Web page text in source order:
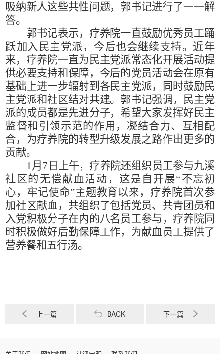
吸纳新人这些共性问题，郭书记进行了一一解
答。
郭书记表示，疗养院一直鼓励优秀员工踊
跃加入民主党派，今后也会继续支持。近年
来，疗养院一直为民主党派常态化开展活动提
供必要支持和保障，今后的党员活动会在原有
基础上进一步辐射到各民主党派，同时鼓励民
主党派和社区结对共建。郭书记强调，民主党
派的成员都是先进分子，希望大家发挥好民主
监督和引领示范的作用，凝结合力、互相配
合，为疗养院的转型升级发展之路作出更多的
贡献。
1 月 7 日上午，疗养院还组织员工参与九溪
社区的无偿献血活动，这是自开展“不忘初
心，牢记使命”主题教育以来，疗养院首次参
加社区献血，共组织了包括党员、共青团员和
入党积极分子在内的八名员工参与，疗养院同
时积极做好后勤保障工作，为献血员工提供了
营养餐和五行汤。
上一篇 BACK 下一篇